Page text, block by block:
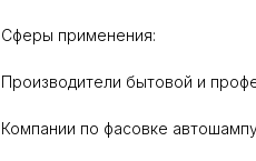
Сферы применения:
Производители бытовой и
Компании по фасовке